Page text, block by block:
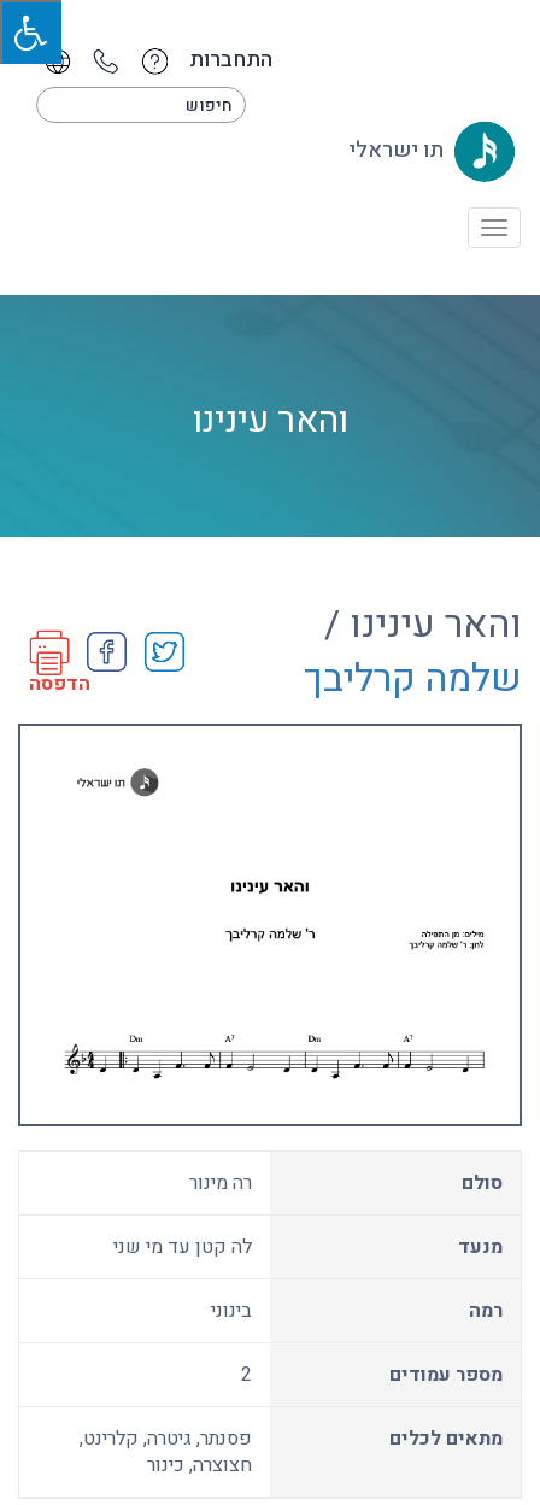
התחברות
תו ישראלי
Toggle
והאר עינינו
והאר עינינו /
שלמה קרליבך
הדפסה
סולם רה מינור
מנעד לה קטן עד מי שני
רמה בינוני
מספר עמודים 2
מתאים לכלים
פסנתר, גיטרה, קלרינט,
חצוצרה, כינור